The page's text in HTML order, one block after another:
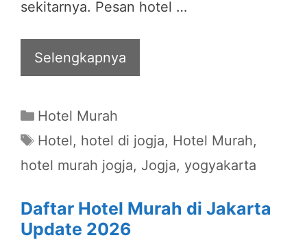
sekitarnya. Pesan hotel …
Selengkapnya
Categories
Hotel Murah
Tags
Hotel, hotel di jogja, Hotel Murah,
hotel murah jogja, Jogja, yogyakarta
Daftar Hotel Murah di Jakarta
Update 2026